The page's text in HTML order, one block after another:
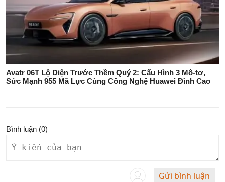
Avatr 06T Lộ Diện Trước Thềm Quý 2: Cấu Hình 3 Mô-tơ,
Sức Mạnh 955 Mã Lực Cùng Công Nghệ Huawei Đỉnh Cao
Bình luận (0)
Gửi bình luận